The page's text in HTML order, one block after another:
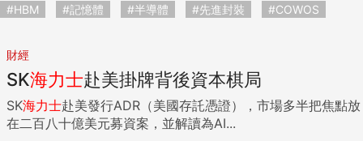
#HBM #記憶體 #半導體 #先進封裝 #COWOS
財經
SK海力士赴美掛牌背後資本棋局
SK海力士赴美發行ADR（美國存託憑證），市場多半把焦點放
在二百八十億美元募資案，並解讀為AI...